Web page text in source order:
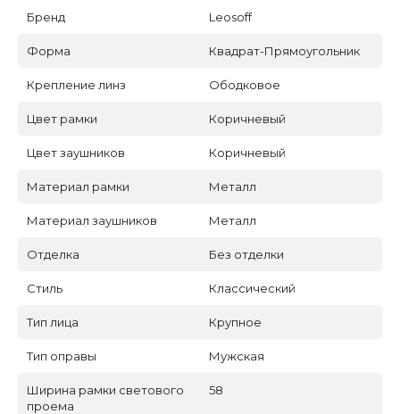
Бренд Leosoff
Форма Квадрат-Прямоугольник
Крепление линз Ободковое
Цвет рамки Коричневый
Цвет заушников Коричневый
Материал рамки Металл
Материал заушников Металл
Отделка Без отделки
Стиль Классический
Тип лица Крупное
Тип оправы Мужская
Ширина рамки светового
проема
58